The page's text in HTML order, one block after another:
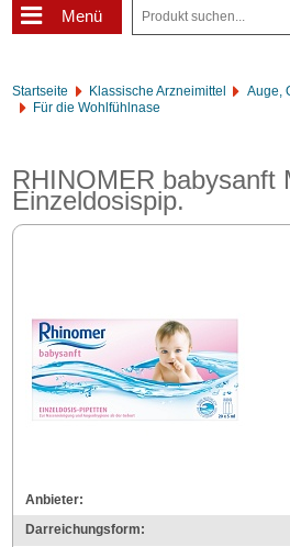
Menü
Startseite Klassische Arzneimittel
Auge,
Für die Wohlfühlnase
RHINOMER babysanft
Einzeldosispip.
Anbieter:
Darreichungsform: